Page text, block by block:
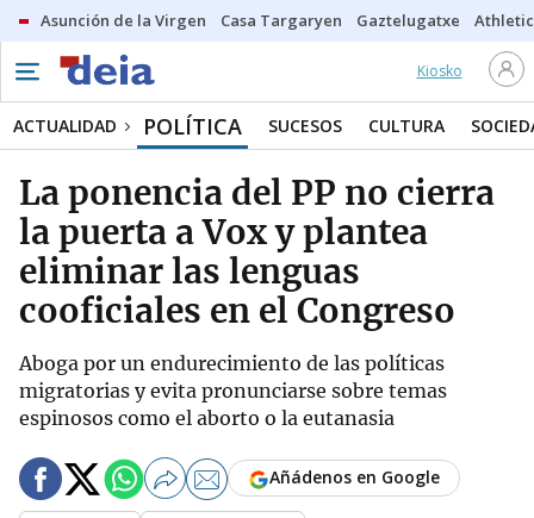
Asunción de la Virgen Casa Targaryen Gaztelugatxe Athletic
Kiosko
ACTUALIDAD POLÍTICA SUCESOS CULTURA
La ponencia del PP no cierra
la puerta a Vox y plantea
eliminar las lenguas
cooficiales en el Congreso
Aboga por un endurecimiento de las políticas
migratorias y evita pronunciarse sobre temas
espinosos como el aborto o la eutanasia
Añádenos en Google